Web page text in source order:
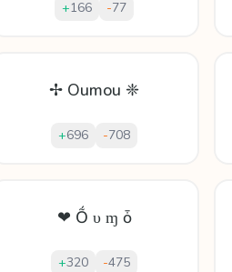
+166 -77
✢ Oumou ❈
+696 -708
❤ Ṍ υ ɱ ȱ
+320 -475